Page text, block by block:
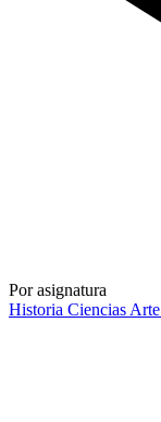
Por asignatura
Historia Ciencias Arte